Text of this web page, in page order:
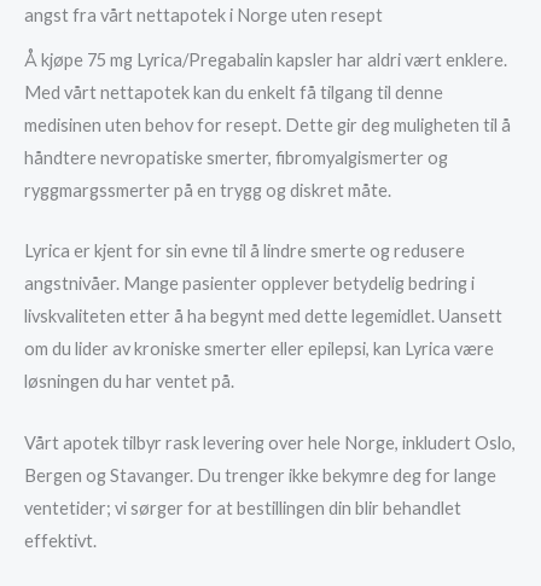
angst fra vårt nettapotek i Norge uten resept
Å kjøpe 75 mg Lyrica/Pregabalin kapsler har aldri vært enklere.
Med vårt nettapotek kan du enkelt få tilgang til denne
medisinen uten behov for resept. Dette gir deg muligheten til å
håndtere nevropatiske smerter, fibromyalgismerter og
ryggmargssmerter på en trygg og diskret måte.
Lyrica er kjent for sin evne til å lindre smerte og redusere
angstnivåer. Mange pasienter opplever betydelig bedring i
livskvaliteten etter å ha begynt med dette legemidlet. Uansett
om du lider av kroniske smerter eller epilepsi, kan Lyrica være
løsningen du har ventet på.
Vårt apotek tilbyr rask levering over hele Norge, inkludert Oslo,
Bergen og Stavanger. Du trenger ikke bekymre deg for lange
ventetider; vi sørger for at bestillingen din blir behandlet
effektivt.